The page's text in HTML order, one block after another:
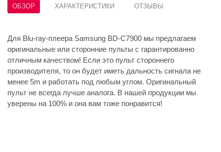
ОБЗОР ХАРАКТЕРИСТИКИ ОТЗЫВЫ
Для Blu-ray-плеера Samsung BD-C7900 мы предлагаем
оригинальные или сторонние пульты с гарантированно
отличным качеством! Если это пульт стороннего
производителя, то он будет иметь дальность сигнала не
менее 5m и работать под любым углом. Оригинальный
пульт не всегда лучше аналога. В нашей продукции мы
уверены на 100% и она вам тоже понравится!